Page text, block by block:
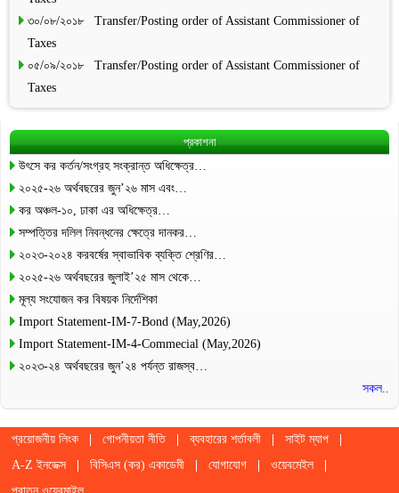
৩০/০৮/২০১৮ Transfer/Posting order of Assistant Commissioner of
Taxes
০৫/০৯/২০১৮ Transfer/Posting order of Assistant Commissioner of
Taxes
প্রকাশনা
উৎসে কর কর্তন/সংগ্রহ সংক্রান্ত অধিক্ষেত্র…
২০২৫-২৬ অর্থবছরের জুন’২৬ মাস এবং…
কর অঞ্চল-১০, ঢাকা এর অধিক্ষেত্র…
সম্পত্তির দলিল নিবন্ধনের ক্ষেত্রে দানকর…
২০২৩-২০২৪ করবর্ষের স্বাভাবিক ব্যক্তি শ্রেণির…
২০২৫-২৬ অর্থবছরের জুলাই’২৫ মাস থেকে…
মূল্য সংযোজন কর বিষয়ক নির্দেশিকা
Import Statement-IM-7-Bond (May,2026)
Import Statement-IM-4-Commecial (May,2026)
২০২৩-২৪ অর্থবছরের জুন’২৪ পর্যন্ত রাজস্ব…
সকল..
প্রয়োজনীয় লিংক গোপনীয়তা নীতি ব্যবহারের শর্তাবলী
সাইট ম্যাপ
A-Z ইনডেক্স
বিসিএস (কর) একাডেমী যোগাযোগ
ওয়েবমেইল